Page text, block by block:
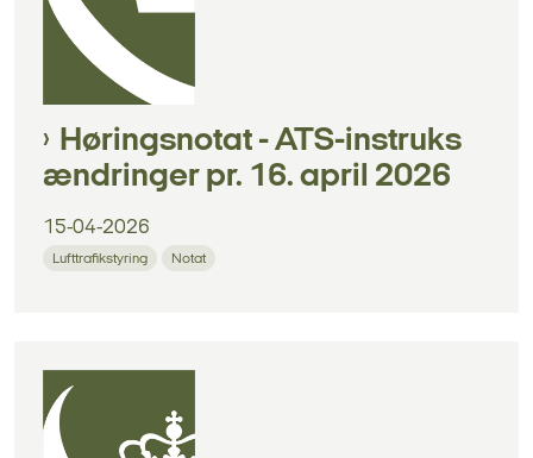
Høringsnotat - ATS-instruks
ændringer pr. 16. april 2026
15-04-2026
Lufttrafikstyring Notat